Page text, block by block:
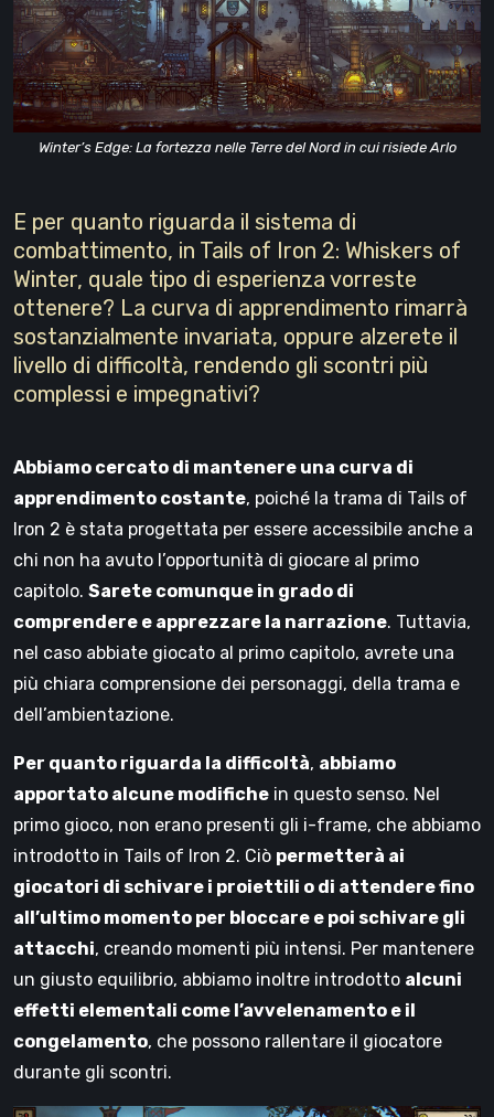
Winter’s Edge: La fortezza nelle Terre del Nord in cui risiede Arlo
E per quanto riguarda il sistema di
combattimento, in Tails of Iron 2: Whiskers of
Winter, quale tipo di esperienza vorreste
ottenere? La curva di apprendimento rimarrà
sostanzialmente invariata, oppure alzerete il
livello di difficoltà, rendendo gli scontri più
complessi e impegnativi?
Abbiamo cercato di mantenere una curva di
apprendimento costante, poiché la trama di Tails of
Iron 2 è stata progettata per essere accessibile anche a
chi non ha avuto l’opportunità di giocare al primo
capitolo. Sarete comunque in grado di
comprendere e apprezzare la narrazione. Tuttavia,
nel caso abbiate giocato al primo capitolo, avrete una
più chiara comprensione dei personaggi, della trama e
dell’ambientazione.
Per quanto riguarda la difficoltà, abbiamo
apportato alcune modifiche in questo senso. Nel
primo gioco, non erano presenti gli i-frame, che abbiamo
introdotto in Tails of Iron 2. Ciò permetterà ai
giocatori di schivare i proiettili o di attendere fino
all’ultimo momento per bloccare e poi schivare gli
attacchi, creando momenti più intensi. Per mantenere
un giusto equilibrio, abbiamo inoltre introdotto alcuni
effetti elementali come l’avvelenamento e il
congelamento, che possono rallentare il giocatore
durante gli scontri.